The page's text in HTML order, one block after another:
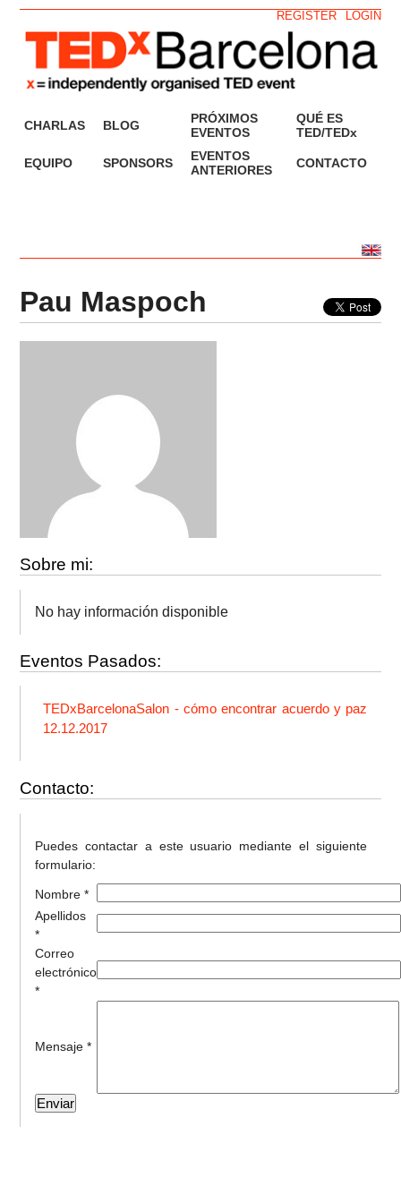
LOGIN
REGISTER
CHARLAS BLOG
PRÓXIMOS
EVENTOS
QUÉ ES
TED/TEDx
EQUIPO SPONSORS
EVENTOS
ANTERIORES
CONTACTO
Pau Maspoch
Sobre mi:
No hay información disponible
Eventos Pasados:
TEDxBarcelonaSalon - cómo encontrar acuerdo y paz
12.12.2017
Contacto:
Puedes contactar a este usuario mediante el siguiente
formulario:
Nombre *
Apellidos
*
Correo
electrónico
*
Mensaje *